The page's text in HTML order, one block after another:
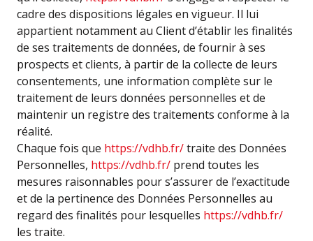
cadre des dispositions légales en vigueur. Il lui
appartient notamment au Client d’établir les finalités
de ses traitements de données, de fournir à ses
prospects et clients, à partir de la collecte de leurs
consentements, une information complète sur le
traitement de leurs données personnelles et de
maintenir un registre des traitements conforme à la
réalité.
Chaque fois que https://vdhb.fr/traite des Données
Personnelles, https://vdhb.fr/ prend toutes les
mesures raisonnables pour s’assurer de l’exactitude
et de la pertinence des Données Personnelles au
regard des finalités pour lesquelles https://vdhb.fr/
les traite.